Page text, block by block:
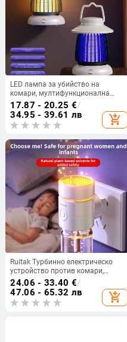
LED лампа за убийство на
комари, мултифункционална
палаткова светлина за къмпинг,
модел Yhc-003, марка Dages, 5V,
мощност 1.5W, персонализация
налична
17.87 - 20.25 €/
34.95 - 39.61 лв
add_shopping_cart
Ruitak Турбинно електрическо
устройство против комари,
щепселно за вътрешна употреба,
без мирис, модел Turbine, 5V
24.06 - 33.40 €/
47.06 - 65.32 лв
add_shopping_cart